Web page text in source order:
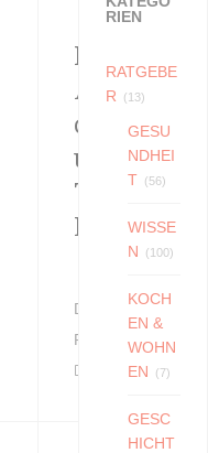
Es ist
Armut,
die
um zum
Essen zu
December 21,
Published in
RIEN
RATGEBE
R
(13)
GESU
NDHEI
T
(56)
WISSE
N
(100)
KOCH
EN &
WOHN
EN
(7)
GESC
HICHT